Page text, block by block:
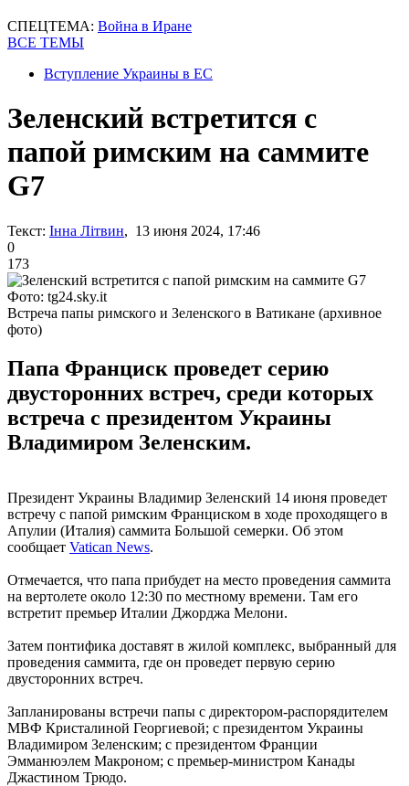
СПЕЦТЕМА: Война в Иране
ВСЕ ТЕМЫ
Вступление Украины в ЕС
Зеленский встретится с
папой римским на саммите
G7
Текст: Інна Літвин, 13 июня 2024, 17:46
0
173
Фото: tg24.sky.it
Встреча папы римского и Зеленского в Ватикане (архивное
фото)
Папа Франциск проведет серию
двусторонних встреч, среди которых
встреча с президентом Украины
Владимиром Зеленским.
Президент Украины Владимир Зеленский 14 июня проведет
встречу с папой римским Франциском в ходе проходящего в
Апулии (Италия) саммита Большой семерки. Об этом
сообщает Vatican News.
Отмечается, что папа прибудет на место проведения саммита
на вертолете около 12:30 по местному времени. Там его
встретит премьер Италии Джорджа Мелони.
Затем понтифика доставят в жилой комплекс, выбранный для
проведения саммита, где он проведет первую серию
двусторонних встреч.
Запланированы встречи папы с директором-распорядителем
МВФ Кристалиной Георгиевой; с президентом Украины
Владимиром Зеленским; с президентом Франции
Эмманюэлем Макроном; с премьер-министром Канады
Джастином Трюдо.